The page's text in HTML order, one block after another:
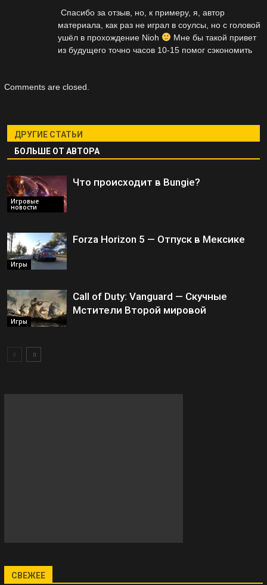
Спасибо за отзыв, но, к примеру, я, автор
материала, как раз не играл в соулсы, но с головой
ушёл в прохождение Nioh
Мне бы такой привет
из будущего точно часов 10-15 помог сэкономить
Comments are closed.
ДРУГИЕ СТАТЬИ
БОЛЬШЕ ОТ АВТОРА
Игровые
новости
Что происходит в Bungie?
Игры
Forza Horizon 5 — Отпуск в Мексике
Игры
Call of Duty: Vanguard — Скучные
Мстители Второй мировой
СВЕЖЕЕ